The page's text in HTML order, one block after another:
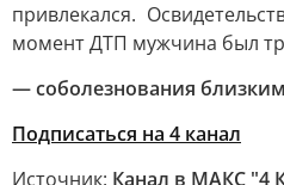
привлекался.
момент ДТП мужчина был
— соболезнования близким
Подписаться на 4 канал
Источник: Канал в МАКС "4